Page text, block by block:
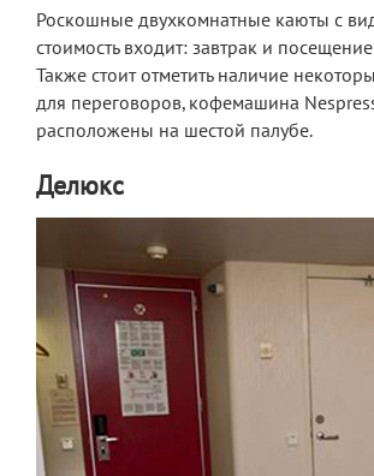
Роскошные двухкомнатные каюты с
стоимость входит: завтрак и
Также стоит отметить наличие
для переговоров, кофемашина
расположены на шестой палубе.
Делюкс